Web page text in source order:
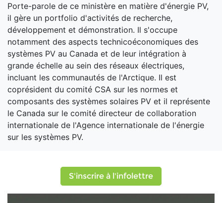
Porte-parole de ce ministère en matière d'énergie PV,
il gère un portfolio d'activités de recherche,
développement et démonstration. Il s'occupe
notamment des aspects technicoéconomiques des
systèmes PV au Canada et de leur intégration à
grande échelle au sein des réseaux électriques,
incluant les communautés de l'Arctique. Il est
coprésident du comité CSA sur les normes et
composants des systèmes solaires PV et il représente
le Canada sur le comité directeur de collaboration
internationale de l'Agence internationale de l'énergie
sur les systèmes PV.
S'inscrire à l'infolettre